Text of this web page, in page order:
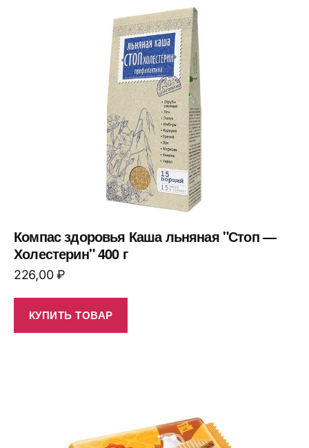
Компас здоровья Каша льняная "Стоп —
Холестерин" 400 г
226,00₽
КУПИТЬ ТОВАР